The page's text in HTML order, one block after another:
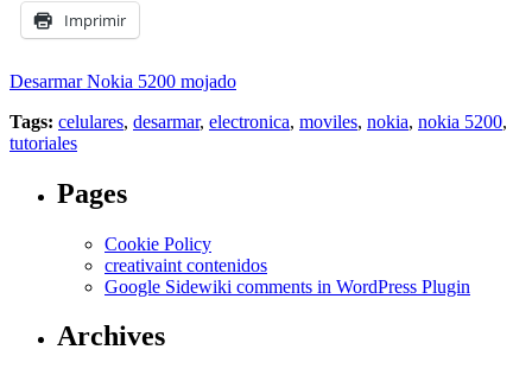
Imprimir
Desarmar Nokia 5200 mojado
Tags: celulares, desarmar, electronica, moviles, nokia, nokia 5200,
tutoriales
Pages
Cookie Policy
creativaint contenidos
Google Sidewiki comments in WordPress Plugin
Archives